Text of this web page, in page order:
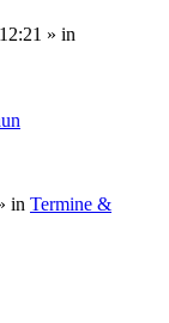
» in
in Termine &